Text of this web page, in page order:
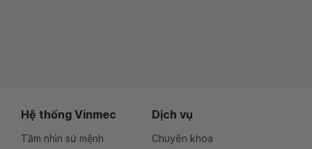
Hệ thống Vinmec
Tầm nhìn sứ mệnh
Dịch vụ
Chuyên khoa